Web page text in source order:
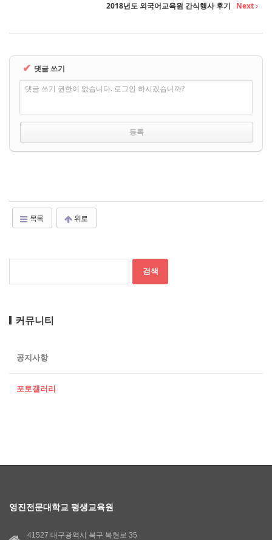
2018년도 외국어교육원 간식행사 후기
Next
✔ 댓글 쓰기
댓글 쓰기 권한이 없습니다. 로그인 하시겠습니까?
목록 위로
커뮤니티
공지사항
포토갤러리
영진전문대학교 평생교육원
41527 대구광역시 북구 복현로 35